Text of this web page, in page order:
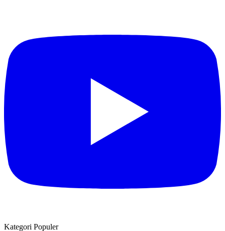
Kategori Populer